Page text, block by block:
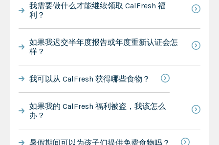
我需要做什么才能继续领取 CalFresh 福
利？
如果我迟交半年度报告或年度重新认证会怎
样？
我可以从 CalFresh 获得哪些食物？
如果我的 CalFresh 福利被盗，我该怎么
办？
暑假期间可以为孩子们提供免费食物吗？